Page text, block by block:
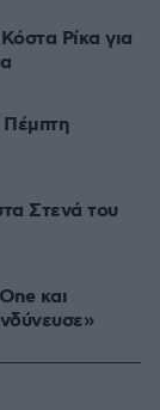
πάλι και
να πάρεις
από το